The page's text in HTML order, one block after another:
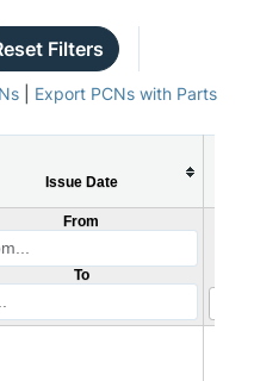
Filters
| Export PCNs with Parts
Issue Date
From
To